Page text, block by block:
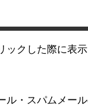
ックした際に表
ル・スパムメー